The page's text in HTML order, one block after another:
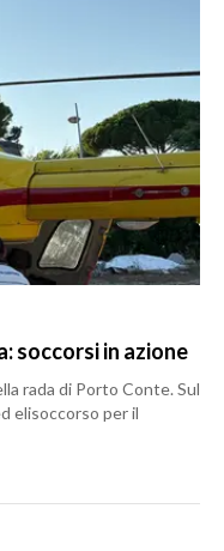
soccorsi in azione
rada di Porto Conte. Sul
elisoccorso per il